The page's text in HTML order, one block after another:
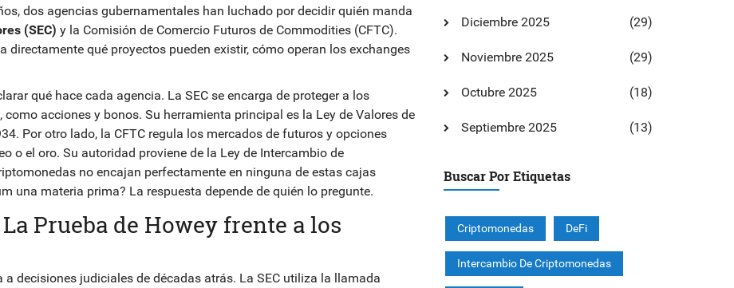
dos agencias gubernamentales han luchado por decidir quién manda
(SEC) y la Comisión de Comercio Futuros de Commodities (CFTC).
directamente qué proyectos pueden existir, cómo operan los exchanges
qué hace cada agencia. La SEC se encarga de proteger a los
acciones y bonos. Su herramienta principal es la Ley de Valores de
. Por otro lado, la CFTC regula los mercados de futuros y opciones
o el oro. Su autoridad proviene de la Ley de Intercambio de
no encajan perfectamente en ninguna de estas cajas
una materia prima? La respuesta depende de quién lo pregunte.
Prueba de Howey frente a los
decisiones judiciales de décadas atrás. La SEC utiliza la llamada
Diciembre 2025 (29)
Noviembre 2025 (29)
Octubre 2025 (18)
Septiembre 2025 (13)
Buscar Por Etiquetas
Criptomonedas DeFi
Intercambio De Criptomonedas